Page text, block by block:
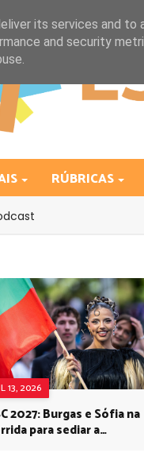
RÚBRICAS
13, 2026
2027: Burgas e Sófia na
para sediar a
its services and to
and security